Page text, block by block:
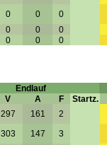
0 0 0
0 0 0
0 0 0
Endlauf
V A F Startz.
297 161 2
303 147 3